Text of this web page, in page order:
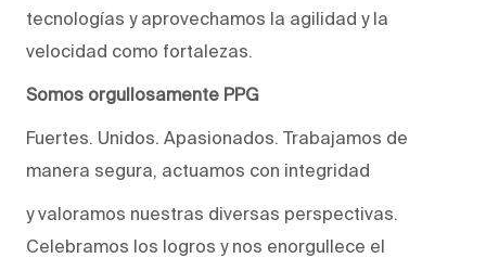
tecnologías y aprovechamos la agilidad y la
velocidad como fortalezas.
Somos orgullosamente PPG
Fuertes. Unidos. Apasionados. Trabajamos de
manera segura, actuamos con integridad
y valoramos nuestras diversas perspectivas.
Celebramos los logros y nos enorgullece el